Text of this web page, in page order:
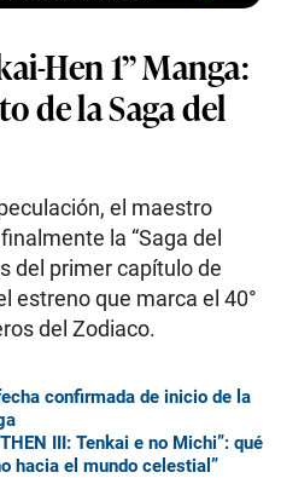
Hen 1” Manga:
de la Saga del
el maestro
la “Saga del
del primer capítulo de
estreno que marca el 40°
del Zodiaco.
confirmada de inicio de la
III: Tenkai e no Michi”: qué
hacia el mundo celestial”